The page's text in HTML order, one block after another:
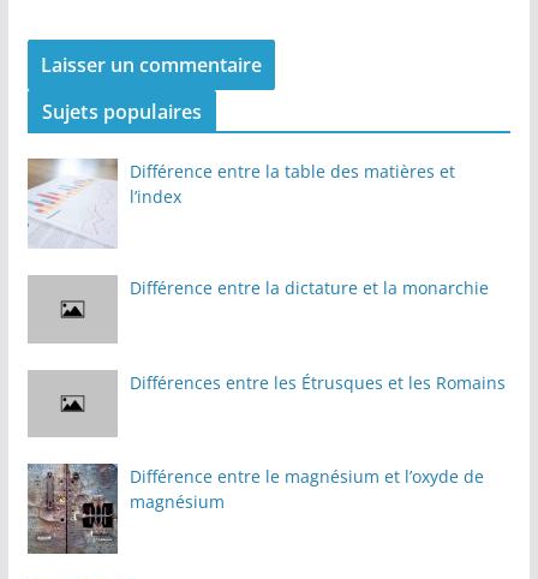
Sujets populaires
Différence entre la table des matières et
l’index
Différence entre la dictature et la monarchie
Différences entre les Étrusques et les Romains
Différence entre le magnésium et l’oxyde de
magnésium